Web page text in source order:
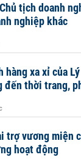
tịch doanh
nghiệp khác
hàng xa xỉ của
thời trang,
trợ vương miện
hoạt động